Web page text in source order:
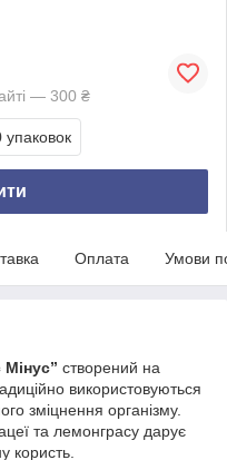
— 300 ₴
упаковок
Оплата Умови
Мінус” створений на
використовуються
зміцнення організму.
та лемонграсу дарує
користь.